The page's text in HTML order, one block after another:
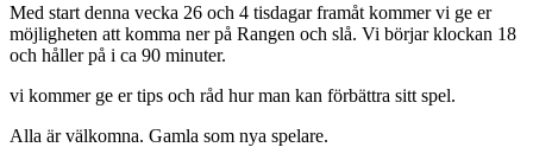
Med start denna vecka 26 och 4 tisdagar framåt kommer vi ge er
möjligheten att komma ner på Rangen och slå. Vi börjar klockan 18
och håller på i ca 90 minuter.
vi kommer ge er tips och råd hur man kan förbättra sitt spel.
Alla är välkomna. Gamla som nya spelare.